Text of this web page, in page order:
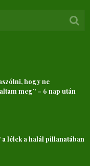
hogy ne
meg” – 6 nap után
lélek a halál pillanatában